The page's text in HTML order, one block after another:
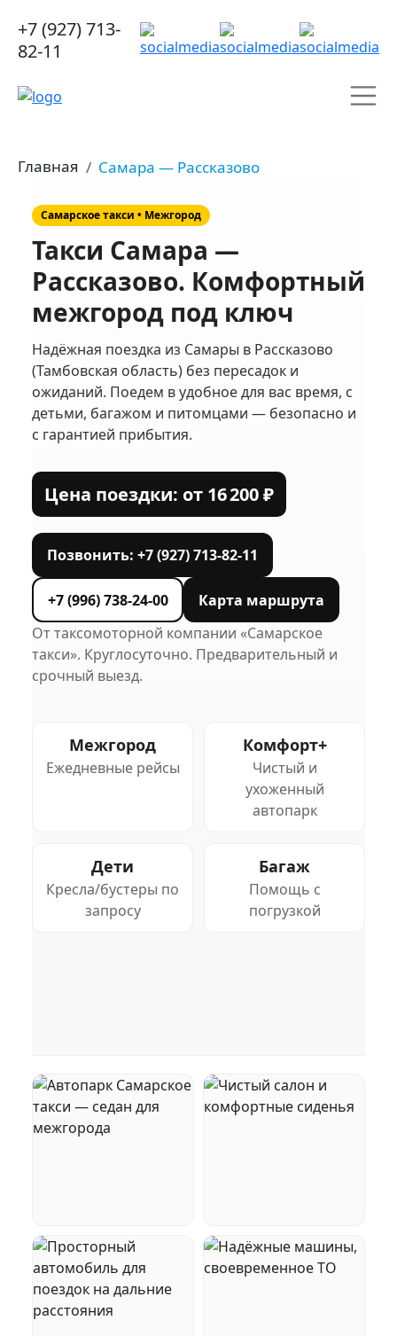
+7 (927) 713-
82-11
Главная Самара — Рассказово
Самарское такси • Межгород
Такси Самара —
Рассказово. Комфортный
межгород под ключ
Надёжная поездка из Самары в Рассказово
(Тамбовская область) без пересадок и
ожиданий. Поедем в удобное для вас время, с
детьми, багажом и питомцами — безопасно и
с гарантией прибытия.
Цена поездки: от 16 200 ₽
Позвонить: +7 (927) 713-82-11
+7 (996) 738-24-00
Карта маршрута
От таксомоторной компании «Самарское
такси». Круглосуточно. Предварительный и
срочный выезд.
Межгород
Ежедневные рейсы
Комфорт+
Чистый и
ухоженный
автопарк
Дети
Кресла/бустеры по
запросу
Багаж
Помощь с
погрузкой